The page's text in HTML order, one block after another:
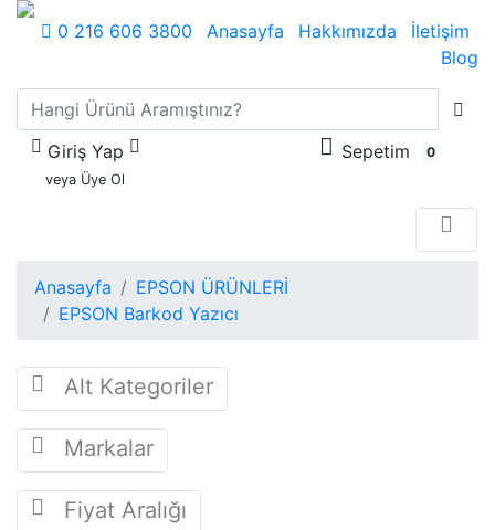
0 216 606 3800 Anasayfa Hakkımızda
İletişim
Blog
Giriş Yap
veya Üye Ol
Sepetim 0
Anasayfa
EPSON ÜRÜNLERİ
EPSON Barkod Yazıcı
Alt Kategoriler
Markalar
Fiyat Aralığı